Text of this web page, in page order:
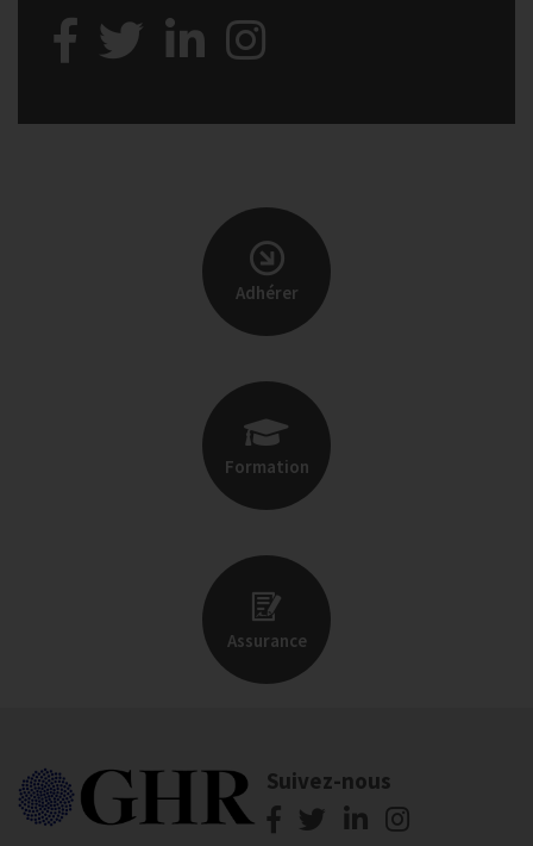
Adhérer
Formation
Assurance
Suivez-nous